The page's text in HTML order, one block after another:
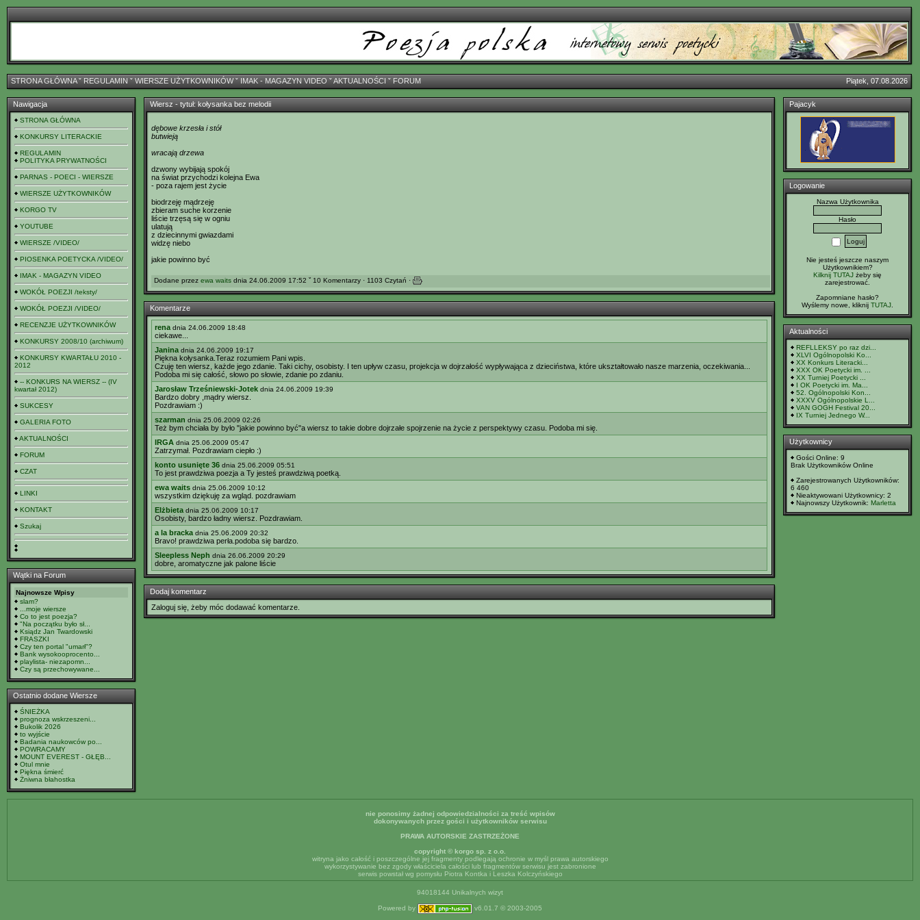
STRONA GŁÓWNAˇ REGULAMIN ˇ WIERSZE UŻYTKOWNIKÓWˇ IMAK - MAGAZYN VIDEO ˇAKTUALNOŚCI ˇ FORUM Piątek, 07.08.2026
Nawigacja
STRONA GŁÓWNA
KONKURSY LITERACKIE
REGULAMIN
POLITYKA PRYWATNOŚCI
PARNAS - POECI - WIERSZE
WIERSZE UŻYTKOWNIKÓW
KORGO TV
YOUTUBE
WIERSZE /VIDEO/
PIOSENKA POETYCKA /VIDEO/
IMAK - MAGAZYN VIDEO
WOKÓŁ POEZJI /teksty/
WOKÓŁ POEZJI /VIDEO/
RECENZJE UŻYTKOWNIKÓW
KONKURSY 2008/10 (archiwum)
KONKURSY KWARTAŁU 2010 -
2012
-- KONKURS NA WIERSZ -- (IV
kwartał 2012)
SUKCESY
GALERIA FOTO
AKTUALNOŚCI
FORUM
CZAT
LINKI
KONTAKT
Szukaj
Wątki na Forum
Najnowsze Wpisy
slam?
...moje wiersze
Co to jest poezja?
"Na początku było sł...
Ksiądz Jan Twardowski
FRASZKI
Czy ten portal "umarł"?
Bank wysokooprocento...
playlista- niezapomn...
Czy są przechowywane...
Ostatnio dodane Wiersze
ŚNIEŻKA
prognoza wskrzeszeni...
Bukolik 2026
to wyjście
Badania naukowców po...
POWRACAMY
MOUNT EVEREST - GŁĘB...
Otul mnie
Piękna śmierć
Żniwna błahostka
Wiersz - tytuł: kołysanka bez melodii
dębowe krzesła i stół
butwieją
wracają drzewa
dzwony wybijają spokój
na świat przychodzi kolejna Ewa
- poza rajem jest życie
biodrzeję mądrzeję
zbieram suche korzenie
liście trzęsą się w ogniu
ulatują
z dziecinnymi gwiazdami
widzę niebo
jakie powinno być
Dodane przez ewa waits dnia 24.06.2009 17:52 ˇ 10 Komentarzy · 1103 Czytań ·
Komentarze
rena dnia 24.06.2009 18:48
ciekawe...
Janina dnia 24.06.2009 19:17
Piękna kołysanka.Teraz rozumiem Pani wpis.
Czuję ten wiersz, każde jego zdanie. Taki cichy, osobisty. I ten upływ czasu, projekcja w dojrzałość wypływająca z dzieciństwa, które ukształtowało nasze marzenia, oczekiwania...
Podoba mi się całość, słowo po słowie, zdanie po zdaniu.
Jarosław Trześniewski-Jotek dnia 24.06.2009 19:39
Bardzo dobry ,mądry wiersz.
Pozdrawiam :)
szarman dnia 25.06.2009 02:26
Też bym chciała by było "jakie powinno być"a wiersz to takie dobre dojrzałe spojrzenie na życie z perspektywy czasu. Podoba mi się.
IRGA dnia 25.06.2009 05:47
Zatrzymał. Pozdrawiam ciepło :)
konto usunięte 36 dnia 25.06.2009 05:51
To jest prawdziwa poezja a Ty jesteś prawdziwą poetką.
ewa waits dnia 25.06.2009 10:12
wszystkim dziękuję za wgląd. pozdrawiam
Elżbieta dnia 25.06.2009 10:17
Osobisty, bardzo ładny wiersz. Pozdrawiam.
a la bracka dnia 25.06.2009 20:32
Bravo! prawdziwa perła.podoba się bardzo.
Sleepless Neph dnia 26.06.2009 20:29
dobre, aromatyczne jak palone liście
Dodaj komentarz
Zaloguj się, żeby móc dodawać komentarze.
Pajacyk
Logowanie
Nazwa Użytkownika
Hasło
Nie jesteś jeszcze naszym
Użytkownikiem?
Kilknij TUTAJ żeby się
zarejestrować.
Zapomniane hasło?
Wyślemy nowe, kliknij TUTAJ
Aktualności
REFLLEKSY po raz dzi...
XLVI Ogólnopolski Ko...
XX Konkurs Literacki...
XXX OK Poetycki im. ...
XX Turniej Poetycki ...
I OK Poetycki im. Ma...
52. Ogólnopolski Kon...
XXXV Ogólnopolskie L...
VAN GOGH Festival 20...
IX Turniej Jednego W...
Użytkownicy
Gości Online: 9
Brak Użytkowników Online
Zarejestrowanych Użytkowników:
6 460
Nieaktywowani Użytkownicy: 2
Najnowszy Użytkownik: Marletta
nie ponosimy żadnej odpowiedzialności za treść wpisów
dokonywanych przez gości i użytkowników serwisu
PRAWA AUTORSKIE ZASTRZEŻONE
copyright © korgo sp. z o.o.
witryna jako całość i poszczególne jej fragmenty podlegają ochronie w myśl prawa autorskiego
wykorzystywanie bez zgody właściciela całości lub fragmentów serwisu jest zabronione
serwis powstał wg pomysłu Piotra Kontka i Leszka Kolczyńskiego
94018144 Unikalnych wizyt
Powered by v6.01.7 © 2003-2005